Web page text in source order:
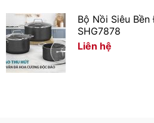
Bộ Nồi Siêu
SHG7878
Liên hệ